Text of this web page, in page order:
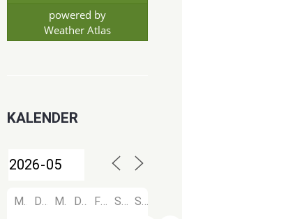
powered by
Weather Atlas
KALENDER
M D M D F S
S